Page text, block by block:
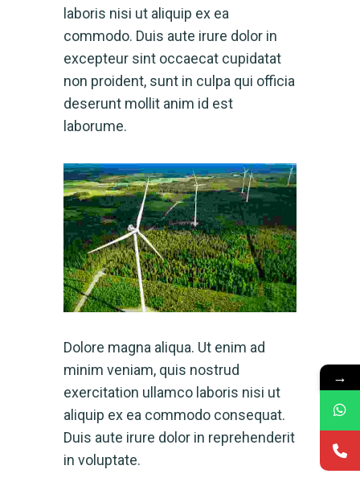
laboris nisi ut aliquip ex ea
commodo. Duis aute irure dolor in
excepteur sint occaecat cupidatat
non proident, sunt in culpa qui officia
deserunt mollit anim id est
laborume.
Dolore magna aliqua. Ut enim ad
minim veniam, quis nostrud
exercitation ullamco laboris nisi ut
aliquip ex ea commodo consequat.
Duis aute irure dolor in reprehenderit
in voluptate.
→